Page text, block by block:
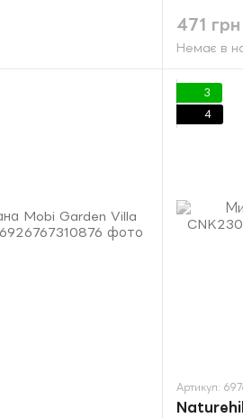
471 грн
Немає в
3
4
Артикул: